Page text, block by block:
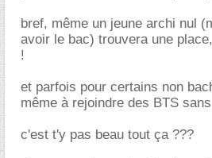
bref, même un jeune archi nul
avoir le bac) trouvera une
!
et parfois pour certains non
même à rejoindre des BTS
c'est t'y pas beau tout ça ???